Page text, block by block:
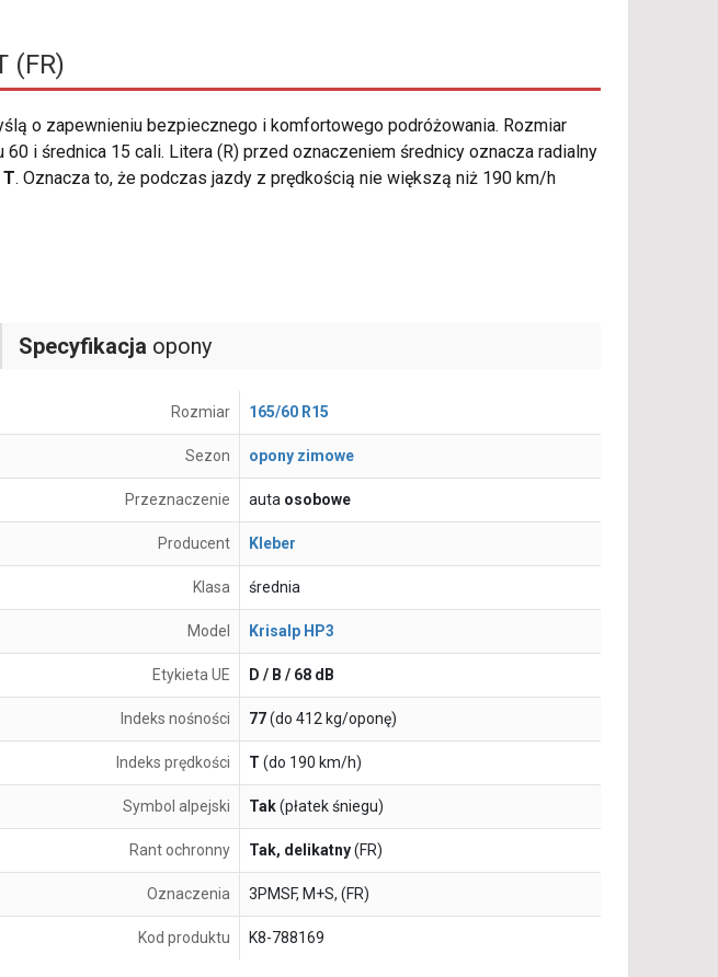
(FR)
o zapewnieniu bezpiecznego i komfortowego podróżowania. Rozmiar
i średnica 15 cali. Litera (R) przed oznaczeniem średnicy oznacza radialny
T. Oznacza to, że podczas jazdy z prędkością nie większą niż 190 km/h
Specyfikacja opony
Rozmiar 165/60 R15
Sezon opony zimowe
Przeznaczenie auta osobowe
Producent Kleber
Klasa średnia
Model Krisalp HP3
Etykieta UE D / B / 68 dB
Indeks nośności 77(do 412 kg/oponę)
Indeks prędkości T (do 190 km/h)
Symbol alpejski Tak(płatek śniegu)
Rant ochronny Tak, delikatny(FR)
Oznaczenia 3PMSF, M+S, (FR)
Kod produktu K8-788169